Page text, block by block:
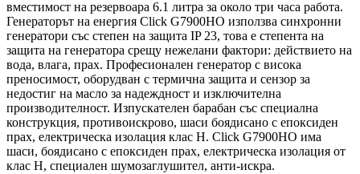
вместимост на резервоара 6.1 литра за около три часа работа.
Генераторът на енергия Click G7900HO използва синхронни
генератори със степен на защита IP 23, това е степента на
защита на генератора срещу нежелани фактори: действието на
вода, влага, прах. Професионален генератор с висока
преносимост, оборудван с термична защита и сензор за
недостиг на масло за надеждност и изключителна
производителност. Изпускателен барабан със специална
конструкция, противоискрово, шаси боядисано с епоксиден
прах, електрическа изолация клас Н. Click G7900HO има
шаси, боядисано с епоксиден прах, електрическа изолация от
клас H, специален шумозаглушител, анти-искра.